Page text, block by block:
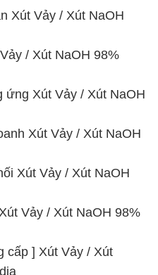
Xút Vảy / Xút NaOH
Xút Vảy / Xút NaOH
Xút Vảy / Xút NaOH
Vảy / Xút NaOH 98%
] Xút Vảy / Xút
Xút Vảy / Xút NaOH
phân phối Xút Vảy /
India